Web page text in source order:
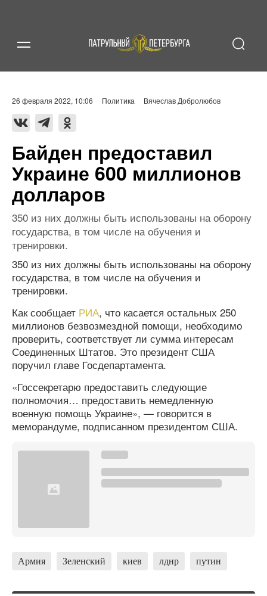
26 февраля 2022, 10:06 Политика Вячеслав Добролюбов
Байден предоставил
Украине 600 миллионов
долларов
350 из них должны быть использованы на оборону
государства, в том числе на обучения и
тренировки.
350 из них должны быть использованы на оборону
государства, в том числе на обучения и
тренировки.
Как сообщает РИА, что касается остальных 250
миллионов безвозмездной помощи, необходимо
проверить, соответствует ли сумма интересам
Соединенных Штатов. Это президент США
поручил главе Госдепартамента.
«Госсекретарю предоставить следующие
полномочия… предоставить немедленную
военную помощь Украине», — говорится в
меморандуме, подписанном президентом США.
Армия Зеленский киев лднр путин